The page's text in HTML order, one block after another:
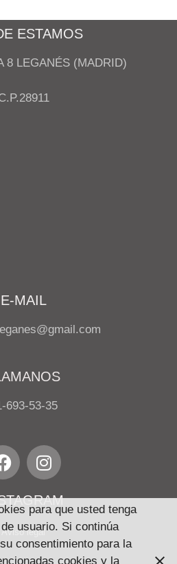
ESTAMOS
8 LEGANÉS (MADRID)
E-MAIL
693-53-35
Aviso legal
para que usted tenga
usuario. Si continúa
consentimiento para la
cookies y la